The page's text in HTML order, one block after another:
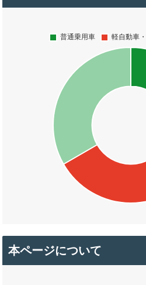
本ページについて